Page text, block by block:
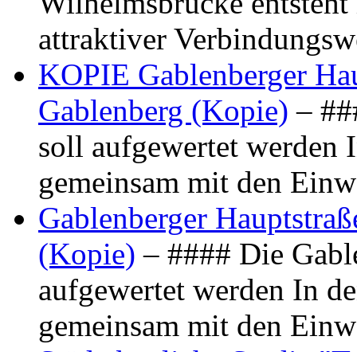
attraktiver
KOPIE Gablenberger
Gablenberg (Kopie) –
soll aufgewertet werden
gemeinsam mit den
Gablenberger
(Kopie) – #### Die
aufgewertet werden In
gemeinsam mit den